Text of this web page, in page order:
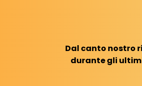
Dal canto nostro
durante gli